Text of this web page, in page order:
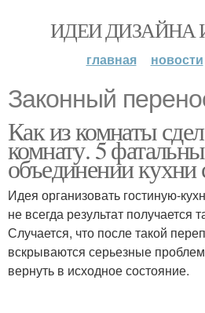
ИДЕИ ДИЗАЙНА
главная новости
Законный
Как из комнаты
комнату. 5
объединении кухни
Идея организовать гостиную-
не всегда результат получается
Случается, что после такой
вскрываются серьезные
вернуть в исходное состояние.